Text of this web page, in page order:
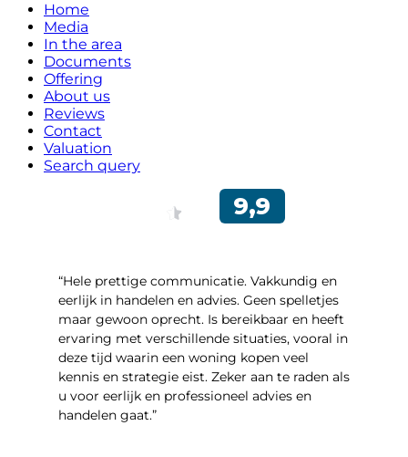
Home
Media
In the area
Documents
Offering
About us
Reviews
Contact
Valuation
Search query
“Hele prettige communicatie. Vakkundig en
eerlijk in handelen en advies. Geen spelletjes
maar gewoon oprecht. Is bereikbaar en heeft
ervaring met verschillende situaties, vooral in
deze tijd waarin een woning kopen veel
kennis en strategie eist. Zeker aan te raden als
u voor eerlijk en professioneel advies en
handelen gaat.”